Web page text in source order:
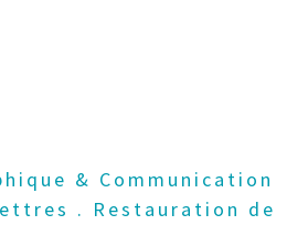
& Communication
. Restauration de